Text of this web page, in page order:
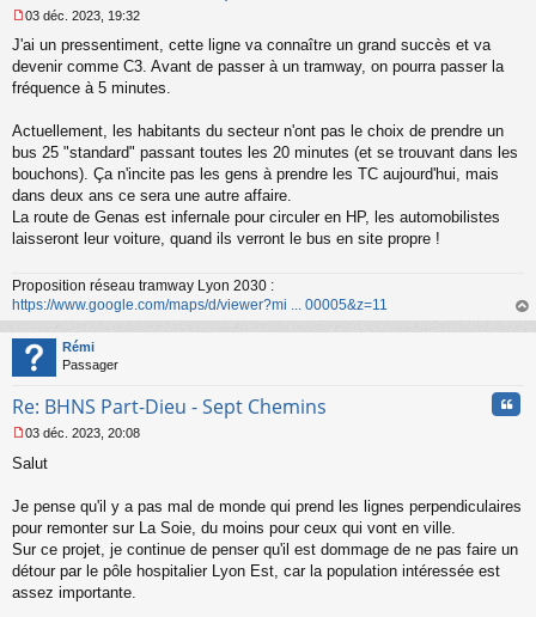
e
s
s
e
n
o
n
u
03 déc. 2023, 19:32
J'ai un pressentiment, cette ligne va connaître un grand succès et va
devenir comme C3. Avant de passer à un tramway, on pourra passer la
fréquence à 5 minutes.
Actuellement, les habitants du secteur n'ont pas le choix de prendre un
bus 25 "standard" passant toutes les 20 minutes (et se trouvant dans les
bouchons). Ça n'incite pas les gens à prendre les TC aujourd'hui, mais
dans deux ans ce sera une autre affaire.
La route de Genas est infernale pour circuler en HP, les automobilistes
laisseront leur voiture, quand ils verront le bus en site propre !
Proposition réseau tramway Lyon 2030 :
https://www.google.com/maps/d/viewer?mi ... 00005&z=11
au
Rémi
Passager
Re: BHNS Part-Dieu - Sept Chemins
e
g
e
n
o
03 déc. 2023, 20:08
Salut
Je pense qu'il y a pas mal de monde qui prend les lignes perpendiculaires
pour remonter sur La Soie, du moins pour ceux qui vont en ville.
Sur ce projet, je continue de penser qu'il est dommage de ne pas faire un
détour par le pôle hospitalier Lyon Est, car la population intéressée est
assez importante.